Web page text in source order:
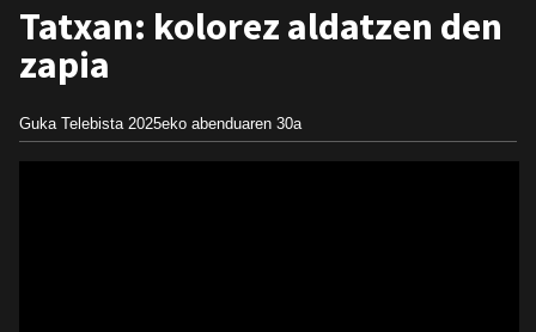
Tatxan: kolorez aldatzen den
zapia
Guka Telebista 2025eko abenduaren 30a